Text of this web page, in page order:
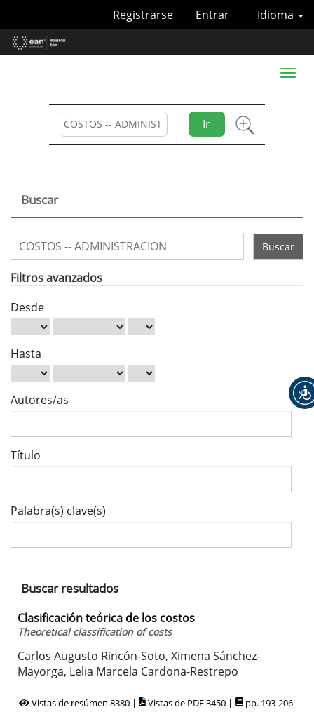
Contenido
principal
Idioma
Registrarse Entrar
Ir
Toggle
Buscar
Buscar
artículos
por
Filtros avanzados
Desde
Hasta
Autores/as
Título
Palabra(s) clave(s)
Buscar resultados
Clasificación teórica de los costos
Theoretical classification of costs
Carlos Augusto Rincón-Soto, Ximena Sánchez-
Mayorga, Lelia Marcela Cardona-Restrepo
Vistas de resúmen 8380 | Vistas de PDF 3450 | pp. 193-206